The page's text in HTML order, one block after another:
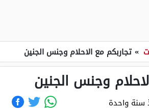
» تجاربكم مع الاحلام وجنس الجنين
وجنس الجنين
سنة واحدة